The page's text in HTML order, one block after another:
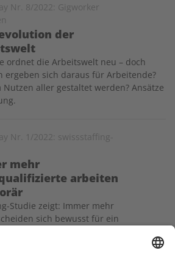
Nr. 8/2022: Gigworker
der
ordnet die Arbeitswelt neu – doch
ergeben sich daraus für Arbeitende?
aller gestaltet werden? Ansätze
Nr. 1/2022: swissstaffing-
mehr
arbeiten
Studie zeigt: Immer mehr
sich bewusst für ein
Bei Unternehmen, die vermehrt
sind hochqualifizierte «Flexworker»